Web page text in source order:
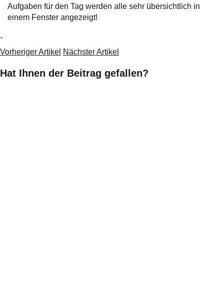
Aufgaben für den Tag werden alle sehr übersichtlich in
einem Fenster angezeigt!
-
Vorheriger Artikel Nächster Artikel
Hat Ihnen der Beitrag gefallen?